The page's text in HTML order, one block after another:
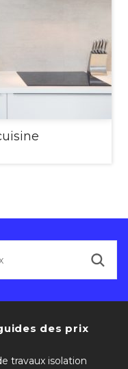
des prix
travaux isolation